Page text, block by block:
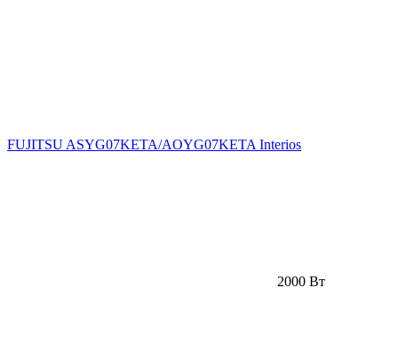
FUJITSU ASYG07KETA/AOYG07KETA Interios
2000 Вт